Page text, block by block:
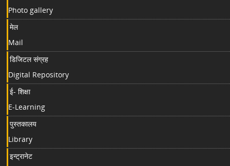
Photo gallery
मेल
Mail
डिजिटल संग्रह
Digital Repository
ई- शिक्षा
E-Learning
पुस्तकालय
Library
इन्ट्रानेट